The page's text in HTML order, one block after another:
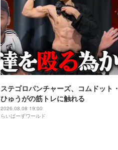
ステゴロパンチャーズ、コムドット・
ひゅうがの筋トレに触れる
2026.08.08 19:00
らいばーずワールド